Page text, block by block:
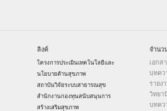
ลิงค์
โครงการประเมินเทคโนโลยีและ
นโยบายด้านสุขภาพ
สถาบันวิจัยระบบสาธารณสุข
สำนักงานกองทุนสนับสนุนการ
สร้างเสริมสุขภาพ
จำนว
เอกส
บทคว
รายง
วิทยา
บทคว